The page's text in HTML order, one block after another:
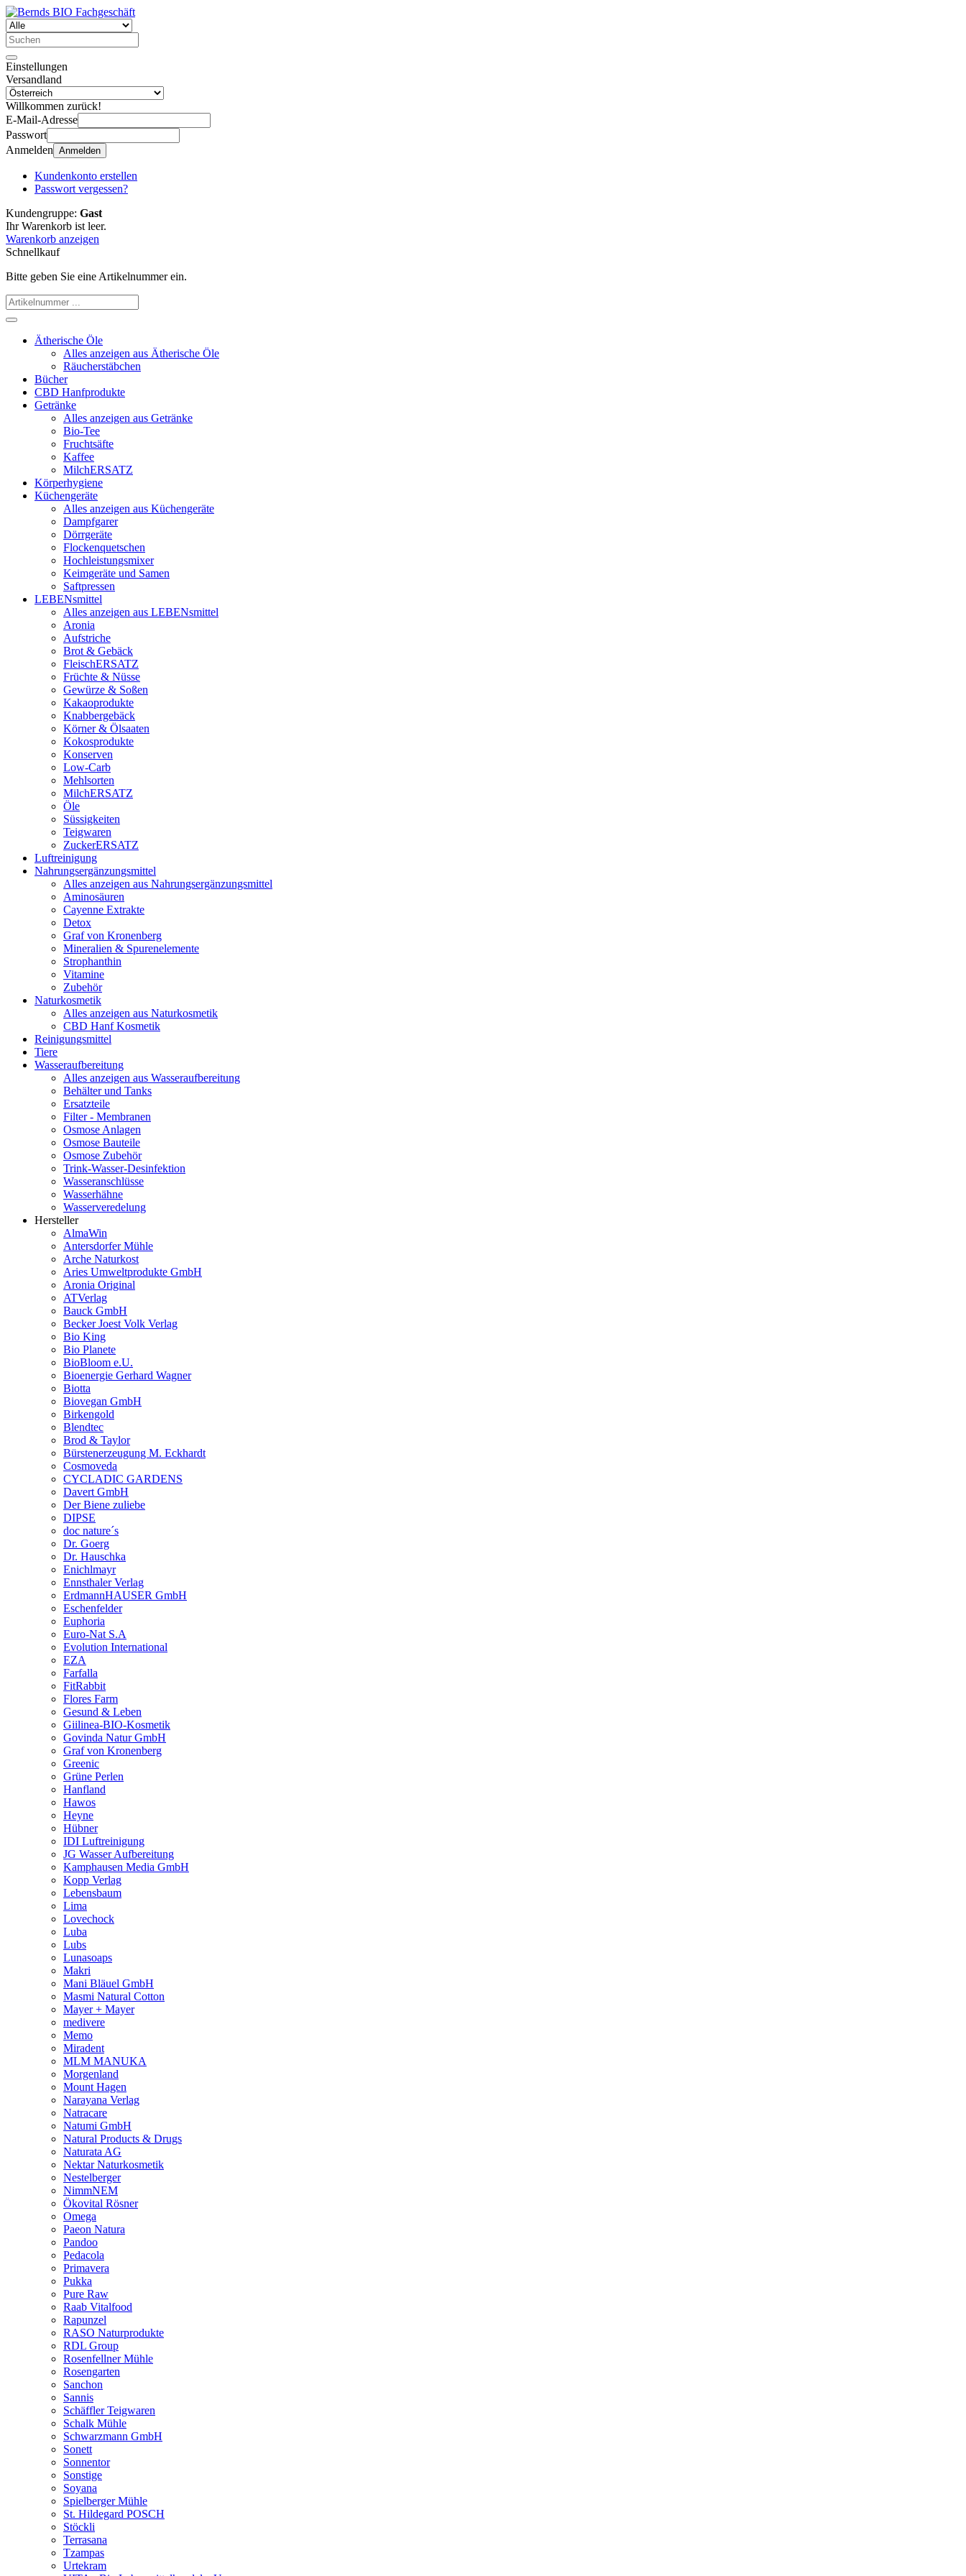
Einstellungen
Versandland
Willkommen zurück!
E-Mail-Adresse
Passwort
Anmelden Anmelden
Kundenkonto erstellen
Passwort vergessen?
Kundengruppe: Gast
Ihr Warenkorb ist leer.
Warenkorb anzeigen
Schnellkauf
Bitte geben Sie eine Artikelnummer ein.
Ätherische Öle
Alles anzeigen aus Ätherische Öle
Räucherstäbchen
Bücher
CBD Hanfprodukte
Getränke
Alles anzeigen aus Getränke
Bio-Tee
Fruchtsäfte
Kaffee
MilchERSATZ
Körperhygiene
Küchengeräte
Alles anzeigen aus Küchengeräte
Dampfgarer
Dörrgeräte
Flockenquetschen
Hochleistungsmixer
Keimgeräte und Samen
Saftpressen
LEBENsmittel
Alles anzeigen aus LEBENsmittel
Aronia
Aufstriche
Brot & Gebäck
FleischERSATZ
Früchte & Nüsse
Gewürze & Soßen
Kakaoprodukte
Knabbergebäck
Körner & Ölsaaten
Kokosprodukte
Konserven
Low-Carb
Mehlsorten
MilchERSATZ
Öle
Süssigkeiten
Teigwaren
ZuckerERSATZ
Luftreinigung
Nahrungsergänzungsmittel
Alles anzeigen aus Nahrungsergänzungsmittel
Aminosäuren
Cayenne Extrakte
Detox
Graf von Kronenberg
Mineralien & Spurenelemente
Strophanthin
Vitamine
Zubehör
Naturkosmetik
Alles anzeigen aus Naturkosmetik
CBD Hanf Kosmetik
Reinigungsmittel
Tiere
Wasseraufbereitung
Alles anzeigen aus Wasseraufbereitung
Behälter und Tanks
Ersatzteile
Filter - Membranen
Osmose Anlagen
Osmose Bauteile
Osmose Zubehör
Trink-Wasser-Desinfektion
Wasseranschlüsse
Wasserhähne
Wasserveredelung
Hersteller
AlmaWin
Antersdorfer Mühle
Arche Naturkost
Aries Umweltprodukte GmbH
Aronia Original
ATVerlag
Bauck GmbH
Becker Joest Volk Verlag
Bio King
Bio Planete
BioBloom e.U.
Bioenergie Gerhard Wagner
Biotta
Biovegan GmbH
Birkengold
Blendtec
Brod & Taylor
Bürstenerzeugung M. Eckhardt
Cosmoveda
CYCLADIC GARDENS
Davert GmbH
Der Biene zuliebe
DIPSE
doc nature´s
Dr. Goerg
Dr. Hauschka
Enichlmayr
Ennsthaler Verlag
ErdmannHAUSER GmbH
Eschenfelder
Euphoria
Euro-Nat S.A
Evolution International
EZA
Farfalla
FitRabbit
Flores Farm
Gesund & Leben
Giilinea-BIO-Kosmetik
Govinda Natur GmbH
Graf von Kronenberg
Greenic
Grüne Perlen
Hanfland
Hawos
Heyne
Hübner
IDI Luftreinigung
JG Wasser Aufbereitung
Kamphausen Media GmbH
Kopp Verlag
Lebensbaum
Lima
Lovechock
Luba
Lubs
Lunasoaps
Makri
Mani Bläuel GmbH
Masmi Natural Cotton
Mayer + Mayer
medivere
Memo
Miradent
MLM MANUKA
Morgenland
Mount Hagen
Narayana Verlag
Natracare
Natumi GmbH
Natural Products & Drugs
Naturata AG
Nektar Naturkosmetik
Nestelberger
NimmNEM
Ökovital Rösner
Omega
Paeon Natura
Pandoo
Pedacola
Primavera
Pukka
Pure Raw
Raab Vitalfood
Rapunzel
RASO Naturprodukte
RDL Group
Rosenfellner Mühle
Rosengarten
Sanchon
Sannis
Schäffler Teigwaren
Schalk Mühle
Schwarzmann GmbH
Sonett
Sonnentor
Sonstige
Soyana
Spielberger Mühle
St. Hildegard POSCH
Stöckli
Terrasana
Tzampas
Urtekram